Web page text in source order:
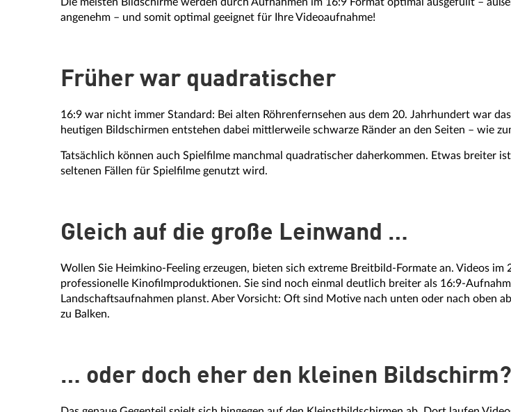
angenehm – und somit optimal geeignet für Ihre Videoaufnahme!
Früher war quadratischer
16:9 war nicht immer Standard: Bei alten Röhrenfernsehen aus dem 20. Jahrhundert war
heutigen Bildschirmen entstehen dabei mittlerweile schwarze Ränder an den Seiten – wie
Tatsächlich können auch Spielfilme manchmal quadratischer daherkommen. Etwas breiter
seltenen Fällen für Spielfilme genutzt wird.
Gleich auf die große Leinwand …
Wollen Sie Heimkino-Feeling erzeugen, bieten sich extreme Breitbild-Formate an. Videos
professionelle Kinofilmproduktionen. Sie sind noch einmal deutlich breiter als 16:9-
Landschaftsaufnahmen planst. Aber Vorsicht: Oft sind Motive nach unten oder nach oben
zu Balken.
… oder doch eher den kleinen Bildschirm?